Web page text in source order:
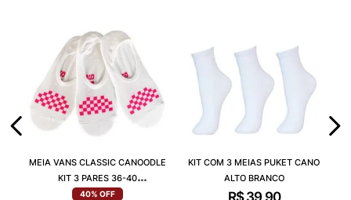
MEIA VANS CLASSIC CANOODLE
KIT 3 PARES 36-40
VN000QCAJU4
40% OFF
KIT COM 3 MEIAS PUKET CANO
ALTO BRANCO
R$ 39, 90